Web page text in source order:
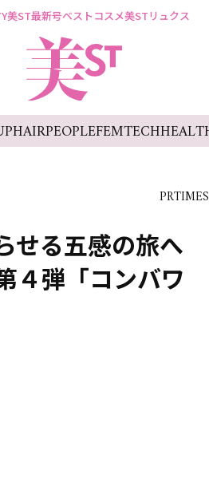
美ST最新号ベストコスメ美STリュクス
HAIRPEOPLEFEMTECH
PRTIMES
せる五感の旅へ
４弾「コンバワ